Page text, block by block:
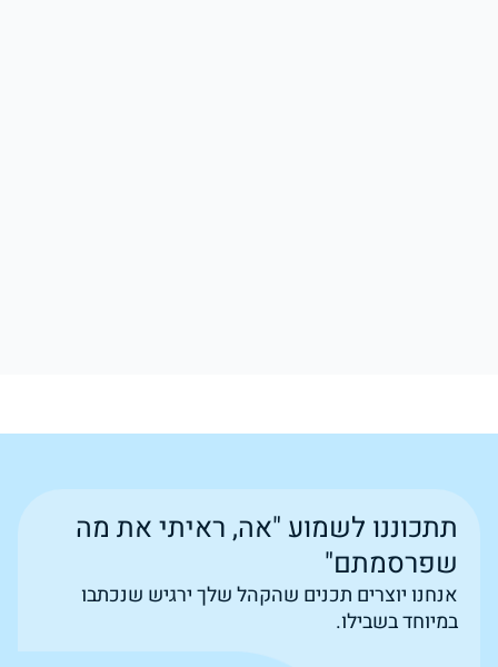
תתכוננו לשמוע "אה, ראיתי את מה
שפרסמתם"
אנחנו יוצרים תכנים שהקהל שלך ירגיש שנכתבו
במיוחד בשבילו.